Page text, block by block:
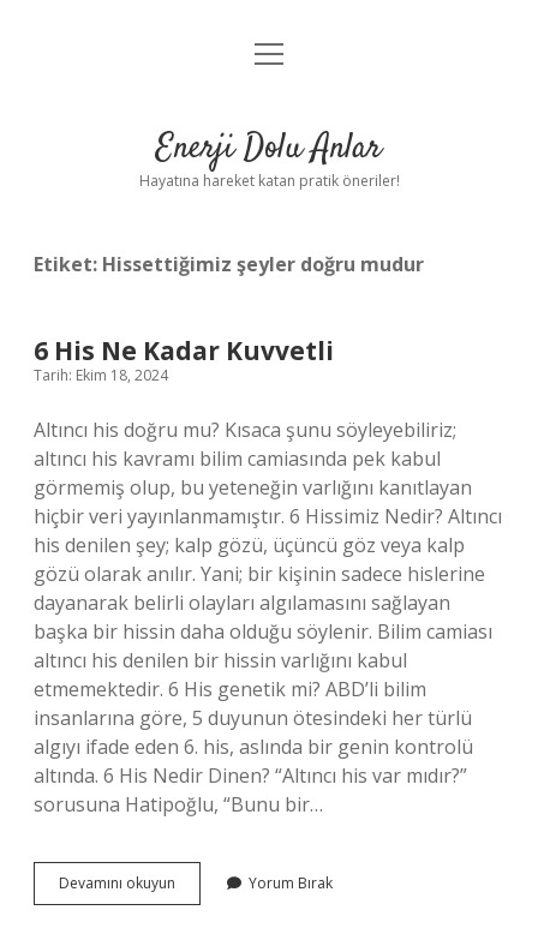
Anasayfa
Yasal Uyarı
menüyü
Enerji Dolu Anlar
Hayatına hareket katan pratik öneriler!
Etiket: Hissettiğimiz şeyler doğru mudur
6 His Ne Kadar Kuvvetli
Tarih: Ekim 18, 2024
Altıncı his doğru mu? Kısaca şunu söyleyebiliriz;
altıncı his kavramı bilim camiasında pek kabul
görmemiş olup, bu yeteneğin varlığını kanıtlayan
hiçbir veri yayınlanmamıştır. 6 Hissimiz Nedir? Altıncı
his denilen şey; kalp gözü, üçüncü göz veya kalp
gözü olarak anılır. Yani; bir kişinin sadece hislerine
dayanarak belirli olayları algılamasını sağlayan
başka bir hissin daha olduğu söylenir. Bilim camiası
altıncı his denilen bir hissin varlığını kabul
etmemektedir. 6 His genetik mi? ABD’li bilim
insanlarına göre, 5 duyunun ötesindeki her türlü
algıyı ifade eden 6. his, aslında bir genin kontrolü
altında. 6 His Nedir Dinen? “Altıncı his var mıdır?”
sorusuna Hatipoğlu, “Bunu bir…
Devamını okuyun
His
Yorum Bırak